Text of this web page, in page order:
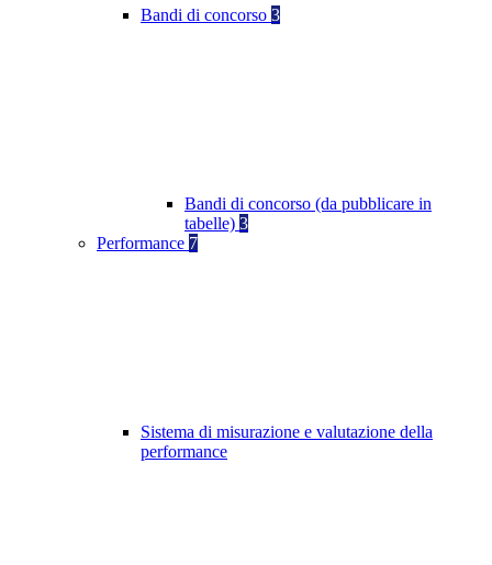
Bandi di concorso 3
Bandi di concorso (da pubblicare in
tabelle) 3
Performance 7
Sistema di misurazione e valutazione della
performance